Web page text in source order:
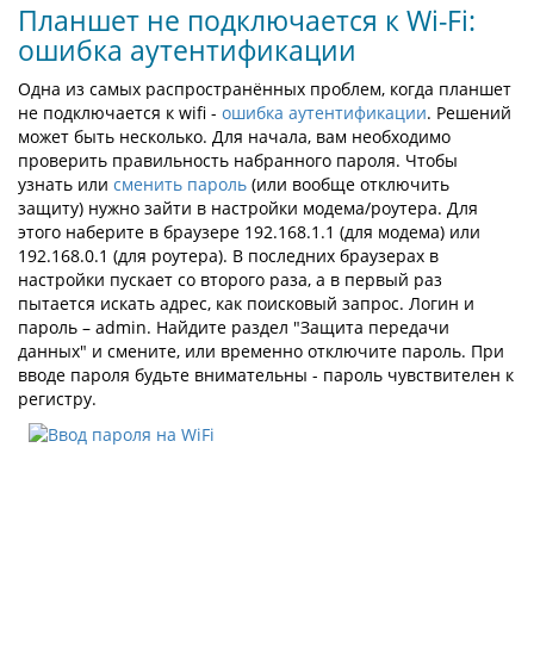
Планшет не подключается к Wi-Fi:
ошибка аутентификации
Одна из самых распространённых проблем, когда планшет
не подключается к wifi - ошибка аутентификации. Решений
может быть несколько. Для начала, вам необходимо
проверить правильность набранного пароля. Чтобы
узнать или сменить пароль (или вообще отключить
защиту) нужно зайти в настройки модема/роутера. Для
этого наберите в браузере 192.168.1.1 (для модема) или
192.168.0.1 (для роутера). В последних браузерах в
настройки пускает со второго раза, а в первый раз
пытается искать адрес, как поисковый запрос. Логин и
пароль – admin. Найдите раздел "Защита передачи
данных" и смените, или временно отключите пароль. При
вводе пароля будьте внимательны - пароль чувствителен к
регистру.